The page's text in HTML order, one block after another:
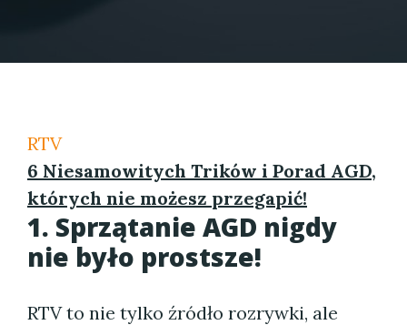
RTV
6 Niesamowitych Trików i Porad AGD,
których nie możesz przegapić!
1. Sprzątanie AGD nigdy
nie było prostsze!
RTV to nie tylko źródło rozrywki, ale